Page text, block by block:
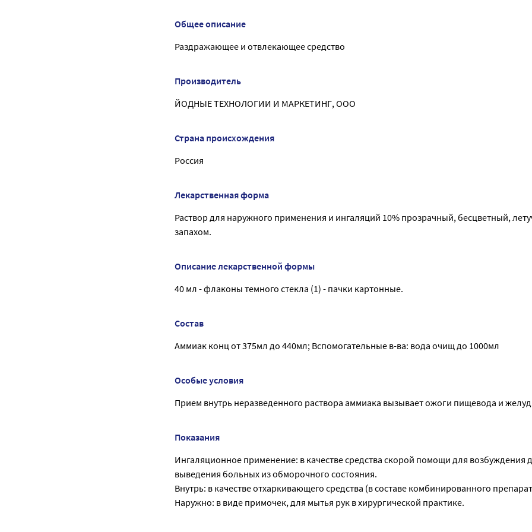
Общее описание
Раздражающее и отвлекающее средство
Производитель
ЙОДНЫЕ ТЕХНОЛОГИИ И МАРКЕТИНГ, ООО
Страна происхождения
Россия
Лекарственная форма
Раствор для наружного применения и ингаляций 10% прозрачный, бесцветный,
запахом.
Описание лекарственной формы
40 мл - флаконы темного стекла (1) - пачки картонные.
Состав
Аммиак конц от 375мл до 440мл; Вспомогательные в-ва: вода очищ до 1000мл
Особые условия
Прием внутрь неразведенного раствора аммиака вызывает ожоги пищевода и
Показания
Ингаляционное применение: в качестве средства скорой помощи для возбуждения
выведения больных из обморочного состояния.
Внутрь: в качестве отхаркивающего средства (в составе комбинированного
Наружно: в виде примочек, для мытья рук в хирургической практике.